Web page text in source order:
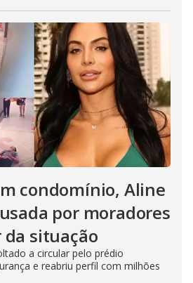
condomínio, Aline
por moradores
situação
a circular pelo prédio
e reabriu perfil com milhões